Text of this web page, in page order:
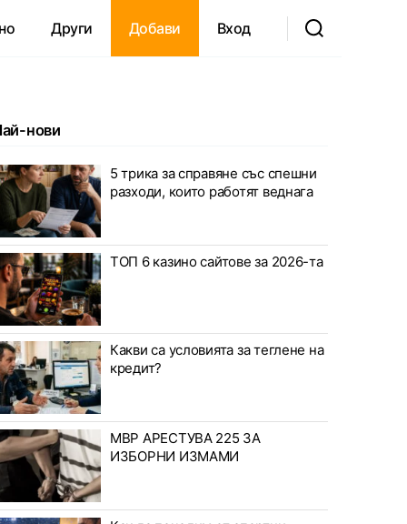
Други Добави Вход
нови
5 трика за справяне със спешни
разходи, които работят веднага
ТОП 6 казино сайтове за 2026-та
Какви са условията за теглене на
кредит?
МВР АРЕСТУВА 225 ЗА
ИЗБОРНИ ИЗМАМИ